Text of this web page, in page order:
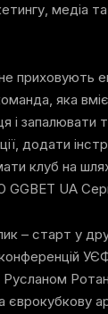
медіа
приховують
яка
і
додати
клуб на
GGBET UA
– старт у
конференцій
Русланом
єврокубкову